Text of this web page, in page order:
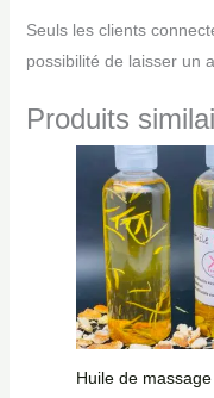
Seuls les clients
possibilité de laisser un
Produits
Huile de